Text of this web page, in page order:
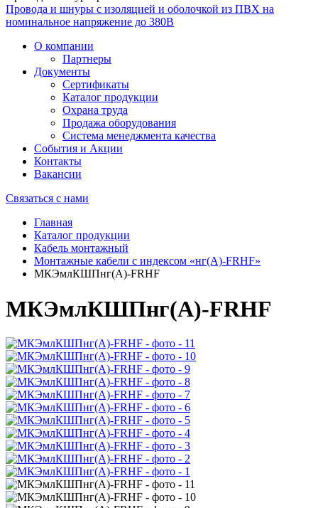
Провода и шнуры с изоляцией и оболочкой из ПВХ на
номинальное напряжение до 380В
О компании
Партнеры
Документы
Сертификаты
Каталог продукции
Охрана труда
Продажа оборудования
Система менеджмента качества
События и Акции
Контакты
Вакансии
Связаться с нами
Главная
Каталог продукции
Кабель монтажный
Монтажные кабели с индексом «нг(А)-FRHF»
МКЭмлКШПнг(А)-FRHF
МКЭмлКШПнг(А)-FRHF